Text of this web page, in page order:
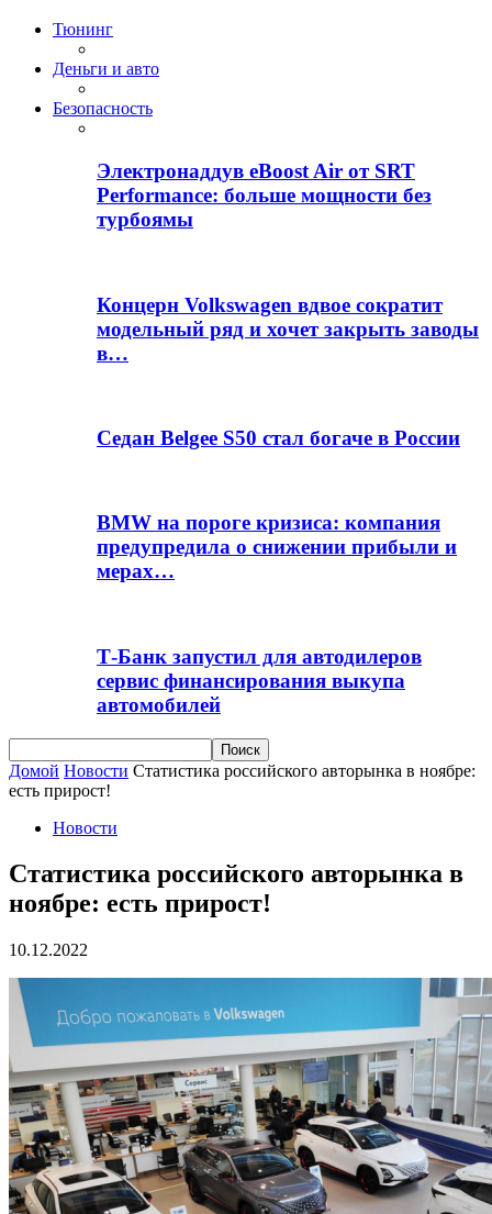
Тюнинг
Деньги и авто
Безопасность
Электронаддув eBoost Air от SRT
Performance: больше мощности без
турбоямы
Концерн Volkswagen вдвое сократит
модельный ряд и хочет закрыть заводы
в…
Седан Belgee S50 стал богаче в России
BMW на пороге кризиса: компания
предупредила о снижении прибыли и
мерах…
Т-Банк запустил для автодилеров
сервис финансирования выкупа
автомобилей
Домой Новости Статистика российского авторынка в ноябре:
есть прирост!
Новости
Статистика российского авторынка в
ноябре: есть прирост!
10.12.2022